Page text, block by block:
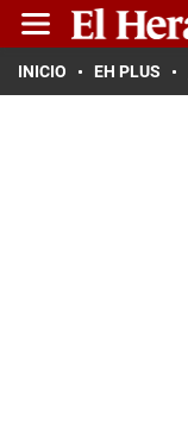
INICIO EH PLUS